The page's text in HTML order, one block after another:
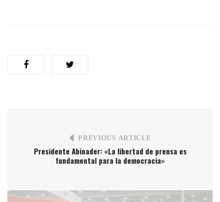
PREVIOUS ARTICLE
Presidente Abinader: «La libertad de prensa es
fundamental para la democracia»